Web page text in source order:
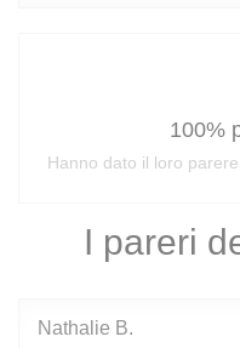
I pareri
Nathalie B
100%
Hanno dato il loro